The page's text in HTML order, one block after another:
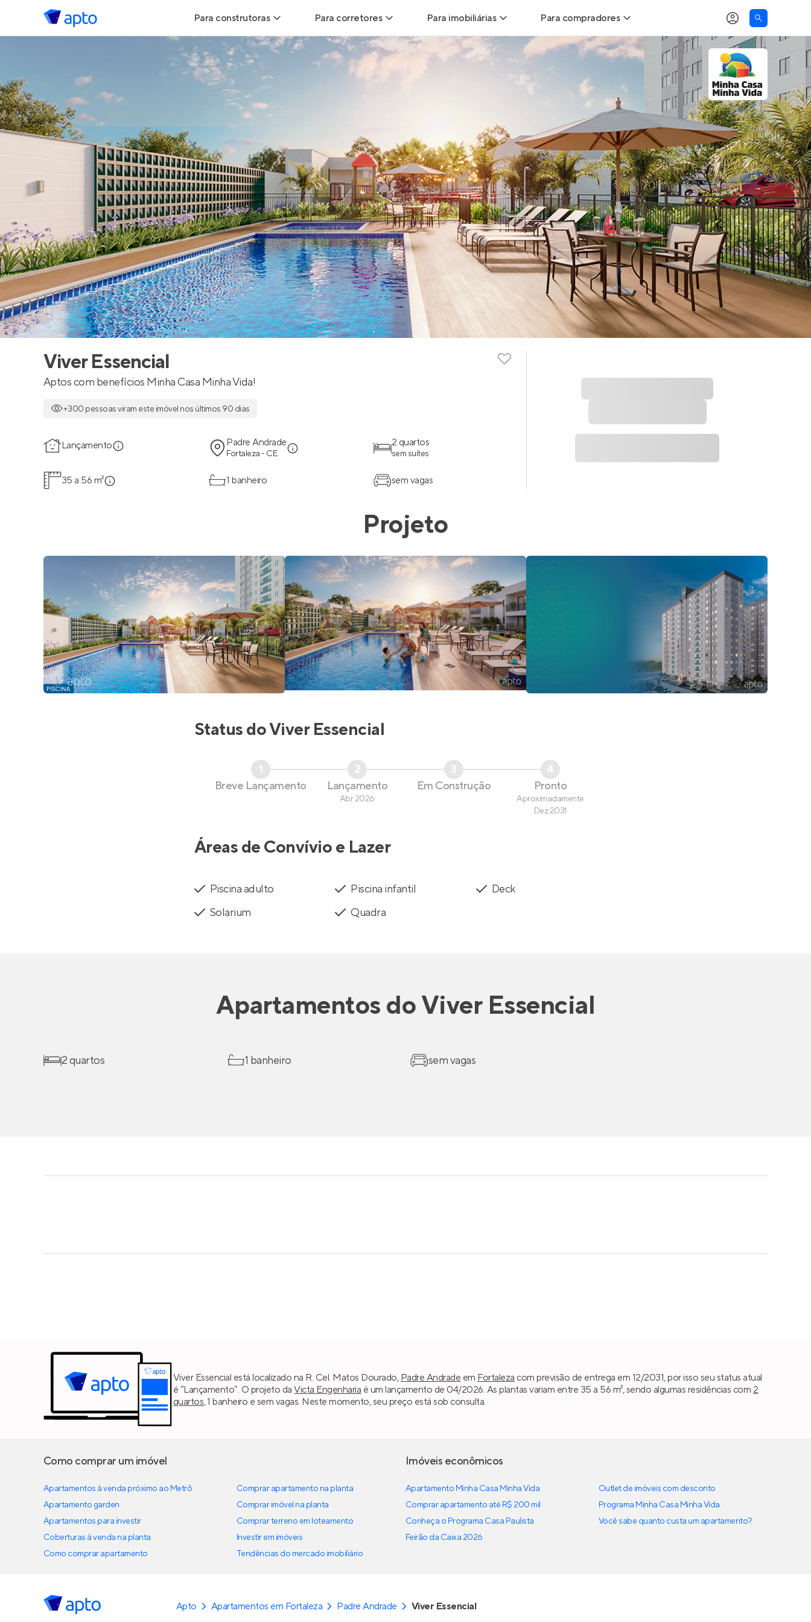
Para construtoras
Geração de Leads
Geração de Visitas
Geração de Vendas
Maiores Construtoras
Parcerias Imobiliárias
Anunciar Imóveis
Para corretores
Leads para Corretores
Hub de Corretores
Perfil Verificado
Anunciar imóveis
Para imobiliárias
Leads para Imobiliárias
Anunciar imóveis
Para compradores
Buscar um imóvel novo
Calcule seu Poder de Compra
Comprar x Alugar
Correção do INCC
Simulador de Financiamento
Encontre um corretor
Viver Essencial
Aptos com benefícios Minha Casa Minha Vida!
+300 pessoas viram este imóvel nos últimos 90 dias
Lançamento Padre Andrade
Fortaleza - CE
2 quartos
sem suítes
35 a 56 m² 1 banheiro sem vagas
Projeto
Status doViver Essencial
1
Breve Lançamento
2
Lançamento
Abr 2026
3
Em Construção
4
Pronto
Aproximadamente
Dez 2031
Áreas de Convívio e Lazer
Piscina adulto Piscina infantil
Deck
Solarium
Quadra
Apartamentos doViver Essencial
2 quartos 1 banheiro sem vagas
Viver Essencial está localizado na R. Cel. Matos Dourado, Padre Andrade em Fortaleza com previsão de entrega em 12/2031, por isso seu status atual
é “Lançamento”. O projeto daVicta Engenharia é um lançamento de 04/2026. As plantas variam entre 35 a 56 m², sendo algumas residências com 2
quartos, 1 banheiro e sem vagas. Neste momento, seu preço está sob consulta.
Como comprar um imóvel
Apartamentos à venda próximo ao Metrô
Apartamento garden
Apartamentos para investir
Coberturas à venda na planta
Como comprar apartamento
Comprar apartamento na planta
Comprar imóvel na planta
Comprar terreno em loteamento
Investir em imóveis
Tendências do mercado imobiliário
Imóveis econômicos
Apartamento Minha Casa Minha Vida
Comprar apartamento até R$ 200 mil
Conheça o Programa Casa Paulista
Feirão da Caixa 2026
Outlet de imóveis com desconto
Programa Minha Casa Minha Vida
Você sabe quanto custa um apartamento?
Apto Apartamentos em Fortaleza Padre Andrade Viver Essencial